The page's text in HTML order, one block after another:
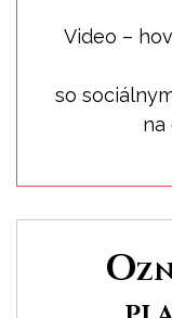
Video –
so
na